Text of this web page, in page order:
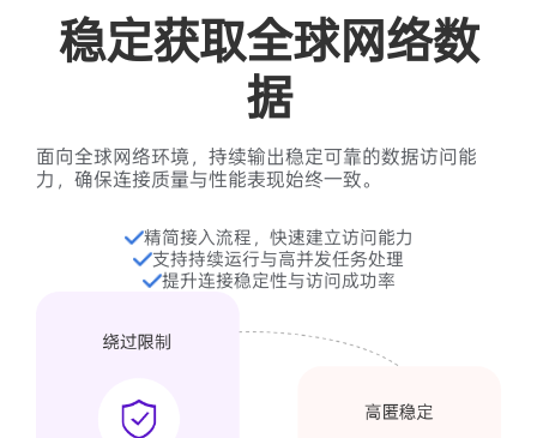
稳定获取全球网络数
据
面向全球网络环境，持续输出稳定可靠的数据访问能
力，确保连接质量与性能表现始终一致。
精简接入流程，快速建立访问能力
支持持续运行与高并发任务处理
提升连接稳定性与访问成功率